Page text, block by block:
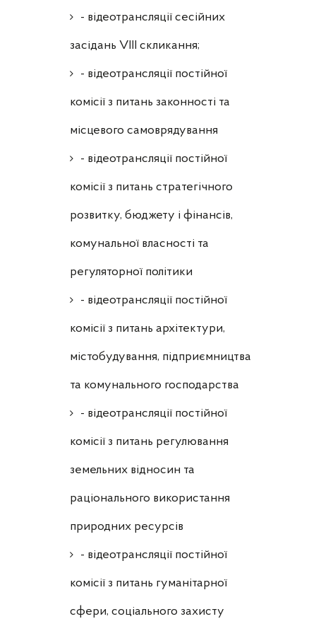
- відеотрансляції сесійних
засідань VIII скликання;
- відеотрансляції постійної
комісії з питань законності та
місцевого самоврядування
- відеотрансляції постійної
комісії з питань стратегічного
розвитку, бюджету і фінансів,
комунальної власності та
регуляторної політики
- відеотрансляції постійної
комісії з питань архітектури,
містобудування, підприємництва
та комунального господарства
- відеотрансляції постійної
комісії з питань регулювання
земельних відносин та
раціонального використання
природних ресурсів
- відеотрансляції постійної
комісії з питань гуманітарної
сфери, соціального захисту